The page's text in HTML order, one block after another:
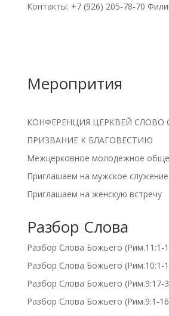
Контакты: +7 (926) 205-78-70
Меропрития
КОНФЕРЕНЦИЯ ЦЕРКВЕЙ СЛОВО
ПРИЗВАНИЕ К БЛАГОВЕСТИЮ
Межцерковное молодежное
Приглашаем на мужское служение
Приглашаем на женскую встречу
Разбор Слова
Разбор Слова Божьего (Рим.11:1-
Разбор Слова Божьего (Рим.10:1-
Разбор Слова Божьего (Рим.9:17-
Разбор Слова Божьего (Рим.9:1-